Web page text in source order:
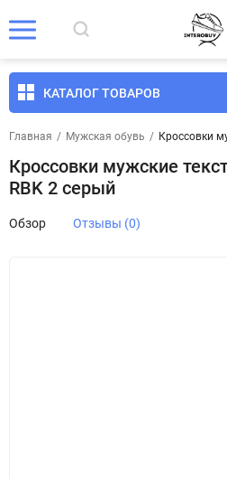
КАТАЛОГ ТОВАРОВ
Главная / Мужская обувь / Кроссовки
Кроссовки мужские
RBK 2 серый
Обзор Отзывы (0)